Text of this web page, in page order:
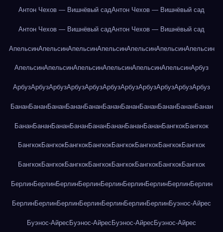
Антон Чехов — Вишнёвый садАнтон Чехов — Вишнёвый сад
Антон Чехов — Вишнёвый садАнтон Чехов — Вишнёвый сад
АпельсинАпельсинАпельсинАпельсинАпельсинАпельсинАпельсин
АпельсинАпельсинАпельсинАпельсинАпельсинАпельсинАрбуз
АрбузАрбузАрбузАрбузАрбузАрбузАрбузАрбузАрбузАрбузАрбуз
БананБананБананБананБананБананБананБананБананБананБанан
БананБананБананБананБананБананБананБананБангкокБангкок
БангкокБангкокБангкокБангкокБангкокБангкокБангкокБангкок
БангкокБангкокБангкокБангкокБангкокБангкокБангкокБангкок
БерлинБерлинБерлинБерлинБерлинБерлинБерлинБерлинБерлин
БерлинБерлинБерлинБерлинБерлинБерлинБерлинБуэнос-Айрес
Буэнос-АйресБуэнос-АйресБуэнос-АйресБуэнос-Айрес